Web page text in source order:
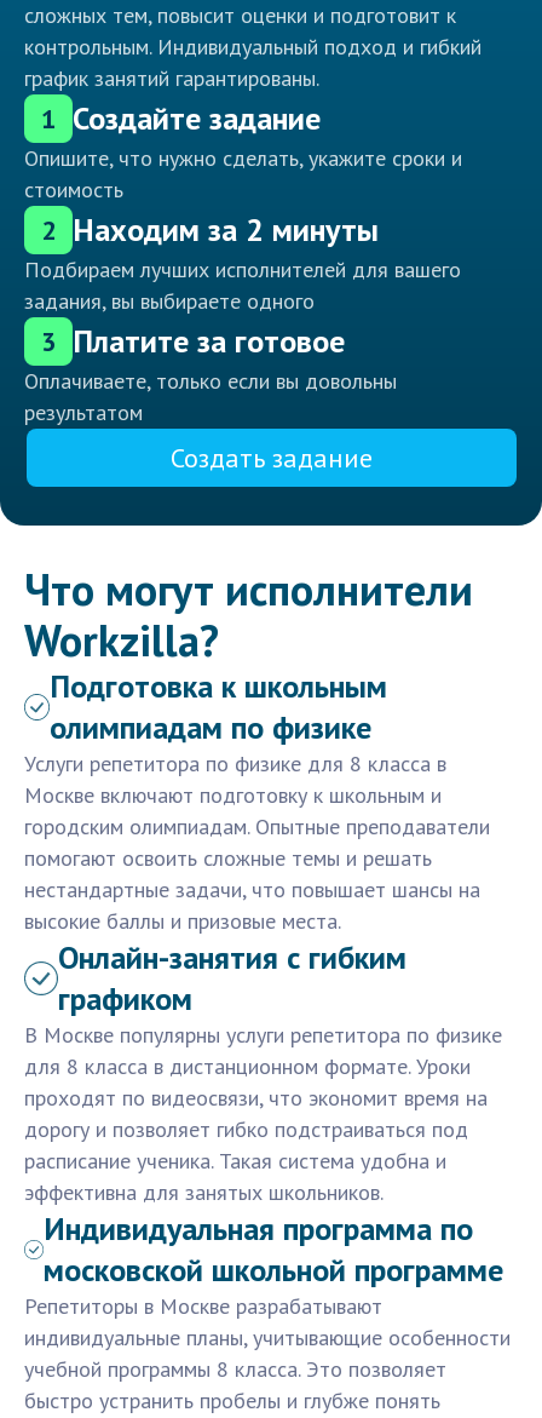
сложных тем, повысит оценки и подготовит к
контрольным. Индивидуальный подход и гибкий
график занятий гарантированы.
1 Создайте задание
Опишите, что нужно сделать, укажите сроки и
стоимость
2 Находим за 2 минуты
Подбираем лучших исполнителей для вашего
задания, вы выбираете одного
3 Платите за готовое
Оплачиваете, только если вы довольны
результатом
Создать задание
Что могут исполнители
Workzilla?
Подготовка к школьным
олимпиадам по физике
Услуги репетитора по физике для 8 класса в
Москве включают подготовку к школьным и
городским олимпиадам. Опытные преподаватели
помогают освоить сложные темы и решать
нестандартные задачи, что повышает шансы на
высокие баллы и призовые места.
Онлайн-занятия с гибким
графиком
В Москве популярны услуги репетитора по физике
для 8 класса в дистанционном формате. Уроки
проходят по видеосвязи, что экономит время на
дорогу и позволяет гибко подстраиваться под
расписание ученика. Такая система удобна и
эффективна для занятых школьников.
Индивидуальная программа по
московской школьной программе
Репетиторы в Москве разрабатывают
индивидуальные планы, учитывающие особенности
учебной программы 8 класса. Это позволяет
быстро устранить пробелы и глубже понять